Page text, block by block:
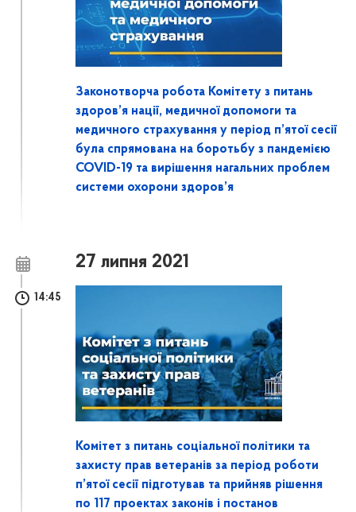
Законотворча робота Комітету з питань
здоров’я нації, медичної допомоги та
медичного страхування у період п’ятої сесії
була спрямована на боротьбу з пандемією
COVID-19 та вирішення нагальних проблем
системи охорони здоров’я
27 липня 2021
14:45
Комітет з питань соціальної політики та
захисту прав ветеранів за період роботи
п’ятої сесії підготував та прийняв рішення
по 117 проектах законів і постанов